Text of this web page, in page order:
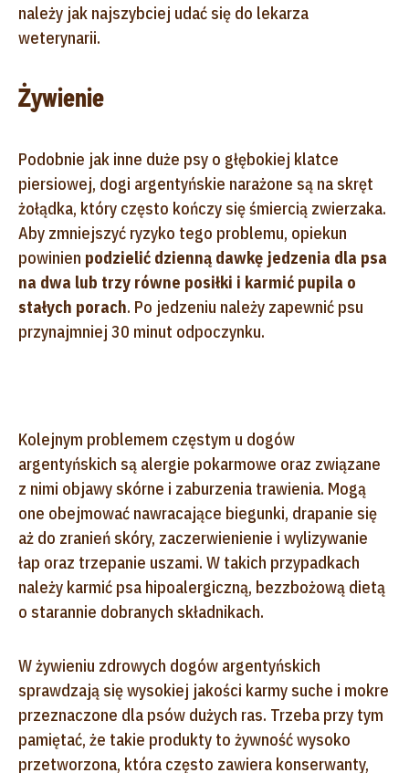
należy jak najszybciej udać się do lekarza
weterynarii.
Żywienie
Podobnie jak inne duże psy o głębokiej klatce
piersiowej, dogi argentyńskie narażone są na skręt
żołądka, który często kończy się śmiercią zwierzaka.
Aby zmniejszyć ryzyko tego problemu, opiekun
powinien podzielić dzienną dawkę jedzenia dla psa
na dwa lub trzy równe posiłki i karmić pupila o
stałych porach. Po jedzeniu należy zapewnić psu
przynajmniej 30 minut odpoczynku.
Kolejnym problemem częstym u dogów
argentyńskich są alergie pokarmowe oraz związane
z nimi objawy skórne i zaburzenia trawienia. Mogą
one obejmować nawracające biegunki, drapanie się
aż do zranień skóry, zaczerwienienie i wylizywanie
łap oraz trzepanie uszami. W takich przypadkach
należy karmić psa hipoalergiczną, bezzbożową dietą
o starannie dobranych składnikach.
W żywieniu zdrowych dogów argentyńskich
sprawdzają się wysokiej jakości karmy suche i mokre
przeznaczone dla psów dużych ras. Trzeba przy tym
pamiętać, że takie produkty to żywność wysoko
przetworzona, która często zawiera konserwanty,